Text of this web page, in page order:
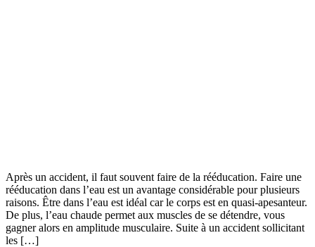
Après un accident, il faut souvent faire de la rééducation. Faire une
rééducation dans l’eau est un avantage considérable pour plusieurs
raisons. Être dans l’eau est idéal car le corps est en quasi-apesanteur.
De plus, l’eau chaude permet aux muscles de se détendre, vous
gagner alors en amplitude musculaire. Suite à un accident sollicitant
les […]